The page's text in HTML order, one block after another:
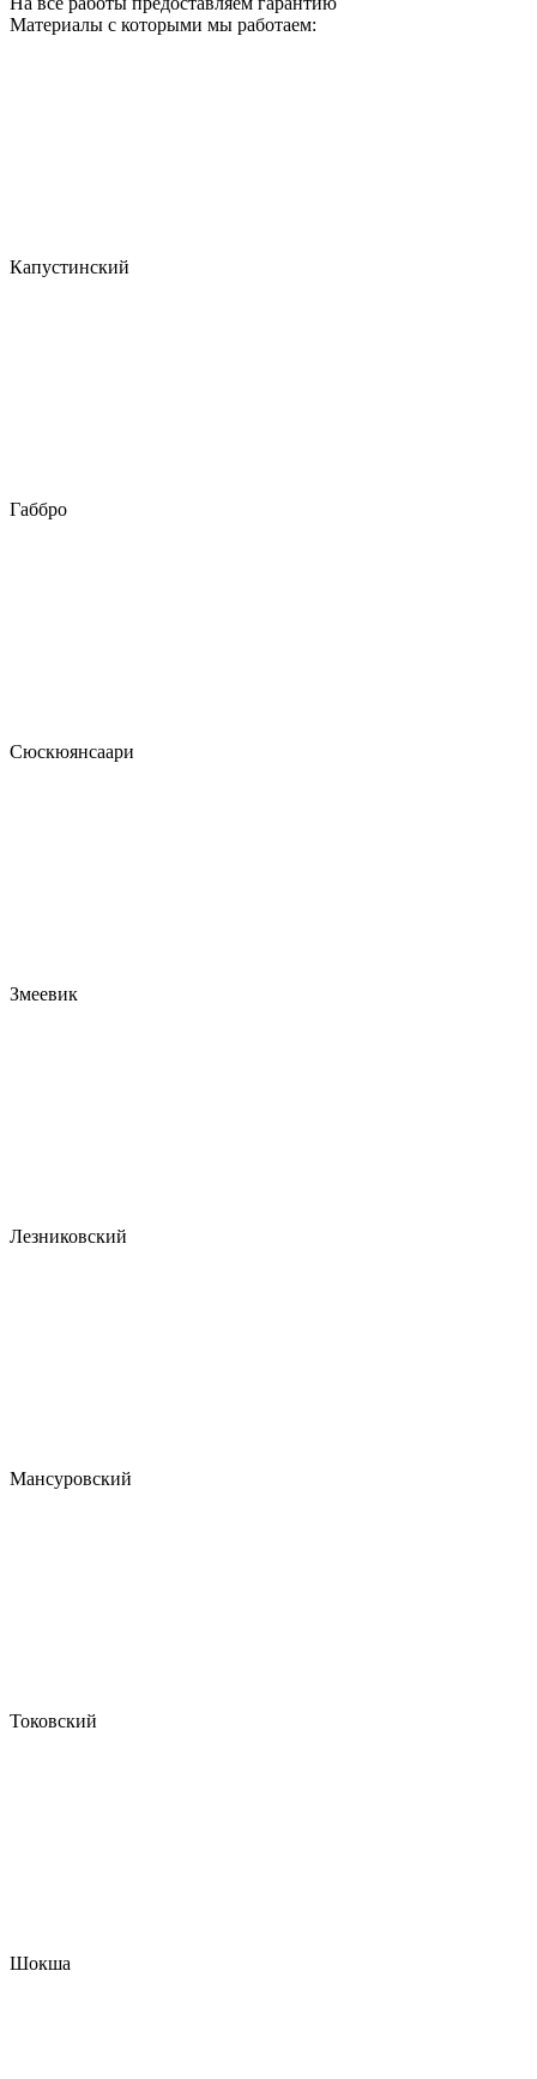
Материалы с которыми мы работаем:
Капустинский
Габбро
Сюскюянсаари
Змеевик
Лезниковский
Мансуровский
Токовский
Шокша